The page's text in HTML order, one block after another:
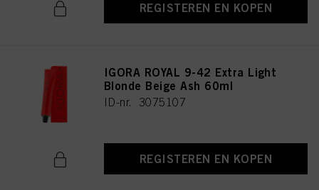
REGISTEREN EN KOPEN
IGORA ROYAL 9-42 Extra Light
Blonde Beige Ash 60ml
ID-nr. 3075107
REGISTEREN EN KOPEN